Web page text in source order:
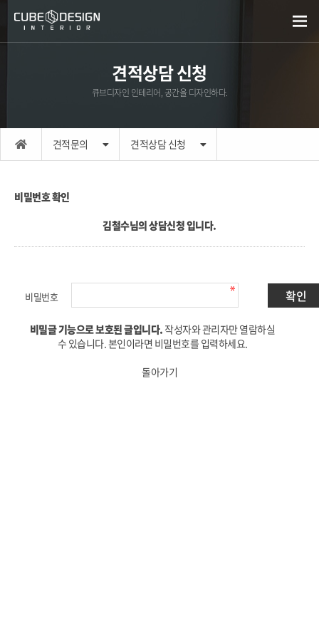
견적상담 신청
큐브디자인 인테리어, 공간을 디자인하다.
견적문의 견적상담 신청
비밀번호 확인
김철수님의 상담신청 입니다.
비밀번호
비밀글 기능으로 보호된 글입니다. 작성자와 관리자만 열람하실
수 있습니다. 본인이라면 비밀번호를 입력하세요.
돌아가기